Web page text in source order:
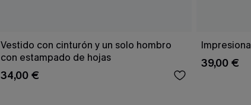
Vestido con cinturón y un solo hombro
con estampado de hojas
34,00 €
39,00 €